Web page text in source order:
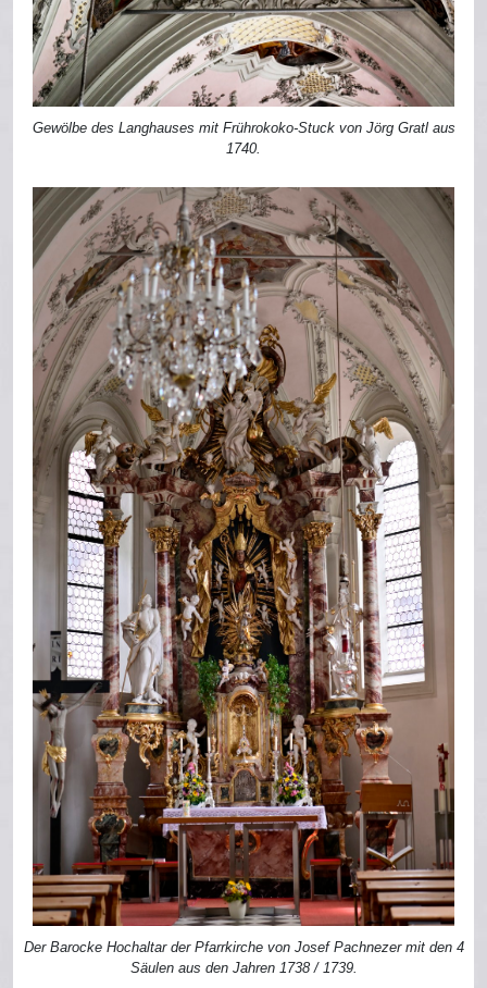
Gewölbe des Langhauses mit Frührokoko-Stuck von Jörg Gratl aus
1740.
Der Barocke Hochaltar der Pfarrkirche von Josef Pachnezer mit den 4
Säulen aus den Jahren 1738 / 1739.